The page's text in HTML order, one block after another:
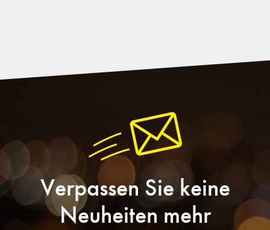
Verpassen Sie keine
Neuheiten mehr